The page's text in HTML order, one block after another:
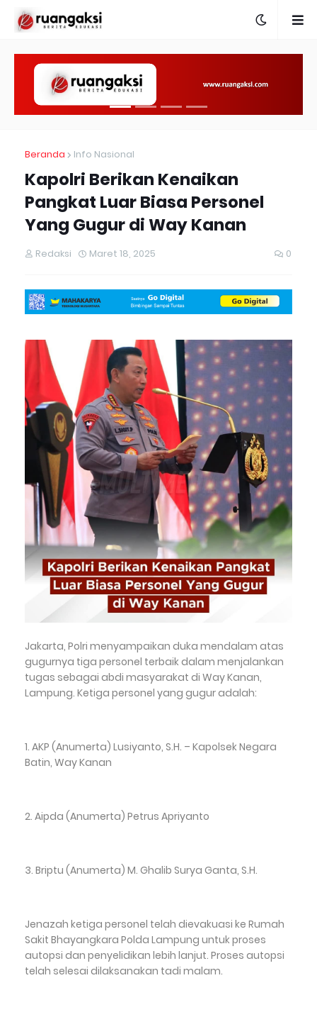
Beranda Info Nasional
Kapolri Berikan Kenaikan
Pangkat Luar Biasa Personel
Yang Gugur di Way Kanan
Redaksi Maret 18, 2025 0
Jakarta, Polri menyampaikan duka mendalam atas
gugurnya tiga personel terbaik dalam menjalankan
tugas sebagai abdi masyarakat di Way Kanan,
Lampung. Ketiga personel yang gugur adalah:
1. AKP (Anumerta) Lusiyanto, S.H. – Kapolsek Negara
Batin, Way Kanan
2. Aipda (Anumerta) Petrus Apriyanto
3. Briptu (Anumerta) M. Ghalib Surya Ganta, S.H.
Jenazah ketiga personel telah dievakuasi ke Rumah
Sakit Bhayangkara Polda Lampung untuk proses
autopsi dan penyelidikan lebih lanjut. Proses autopsi
telah selesai dilaksanakan tadi malam.